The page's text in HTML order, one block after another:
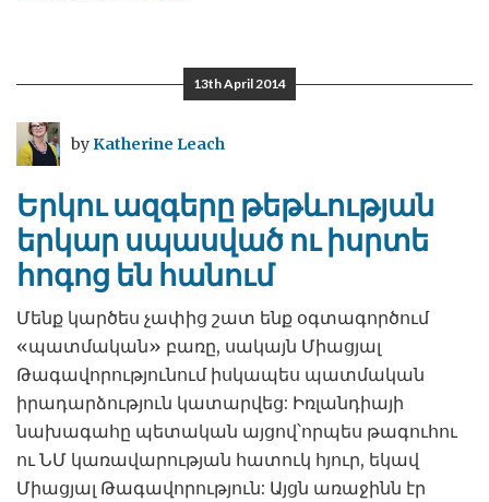
պարտականություն
13th April 2014
byKatherine Leach
Երկու ազգերը թեթևության
երկար սպասված ու իսրտե
հոգոց են հանում
Մենք կարծես չափից շատ ենք օգտագործում
«պատմական» բառը, սակայն Միացյալ
Թագավորությունում իսկապես պատմական
իրադարձություն կատարվեց: Իռլանդիայի
նախագահը պետական այցով՝որպես թագուհու
ու ՆՄ կառավարության հատուկ հյուր, եկավ
Միացյալ Թագավորություն: Այցն առաջինն էր